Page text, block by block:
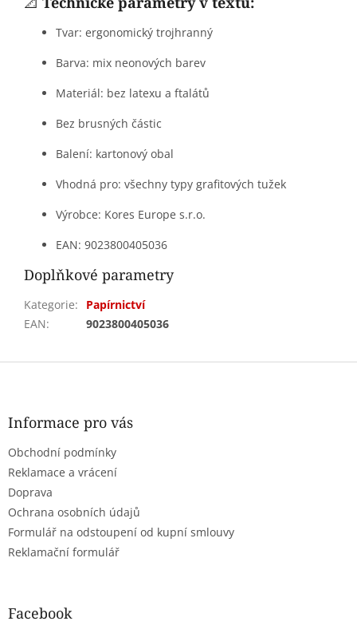
Tvar: ergonomický trojhranný
Barva: mix neonových barev
Materiál: bez latexu a ftalátů
Bez brusných částic
Balení: kartonový obal
Vhodná pro: všechny typy grafitových tužek
Výrobce: Kores Europe s.r.o.
EAN: 9023800405036
Doplňkové parametry
Kategorie:
Papírnictví
EAN: 9023800405036
Z
Informace pro vás
Obchodní podmínky
Reklamace a vrácení
Doprava
Ochrana osobních údajů
Formulář na odstoupení od kupní smlouvy
Reklamační formulář
Facebook